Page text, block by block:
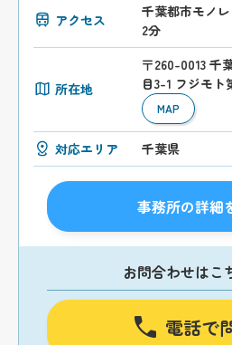
アクセス
千葉都市モノ
2分
所在地
〒260-0013 千
目3-1 フジモ
MAP
対応エリア 千葉県
事務所の詳細
お問合わせはこ
電話で